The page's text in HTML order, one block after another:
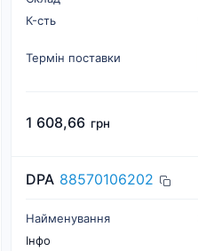
К-cть
Термін поставки
1 608,66 грн
DPA 88570106202
Найменування
Інфо